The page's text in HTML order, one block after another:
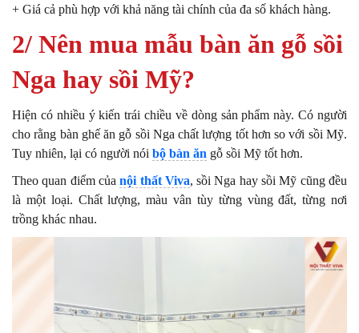
+ Giá cả phù hợp với khả năng tài chính của đa số khách hàng.
2/ Nên mua mẫu bàn ăn gỗ sồi
Nga hay sồi Mỹ?
Hiện có nhiều ý kiến trái chiều về dòng sản phẩm này. Có người
cho rằng bàn ghế ăn gỗ sồi Nga chất lượng tốt hơn so với sồi Mỹ.
Tuy nhiên, lại có người nói bộ bàn ăn gỗ sồi Mỹ tốt hơn.
Theo quan điểm củanội thất Viva, sồi Nga hay sồi Mỹ cũng đều
là một loại. Chất lượng, màu vân tùy từng vùng đất, từng nơi
trồng khác nhau.